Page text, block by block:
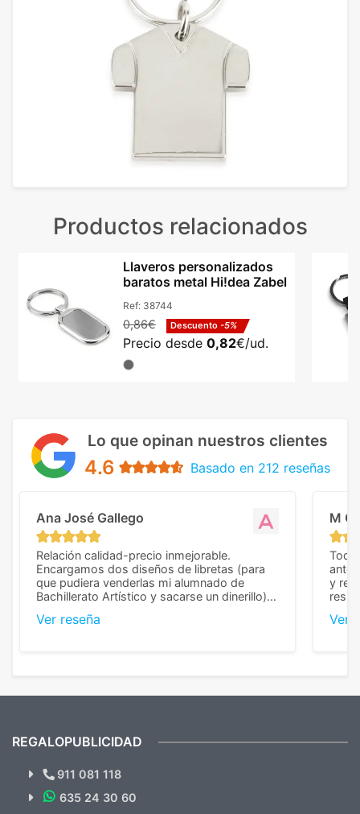
Productos relacionados
Llaveros personalizados
baratos metal Hi!dea Zabel
Ref: 38744
0,86€ Descuento -5%
Precio desde 0,82€/ud.
Lo que opinan nuestros clientes
4.6 Basado en 212 reseñas
Ana José Gallego
Relación calidad-precio inmejorable.
Encargamos dos diseños de libretas (para
que pudiera venderlas mi alumnado de
Bachillerato Artístico y sacarse un dinerillo) y
diferencia, con libretas de muy buena calidad
Ver reseña
M C
Todo
y
Ver
¿Quieres ver nuestras últimas
Novedades y Ofertas?
REGALOPUBLICIDAD
911 081 118
635 24 30 60